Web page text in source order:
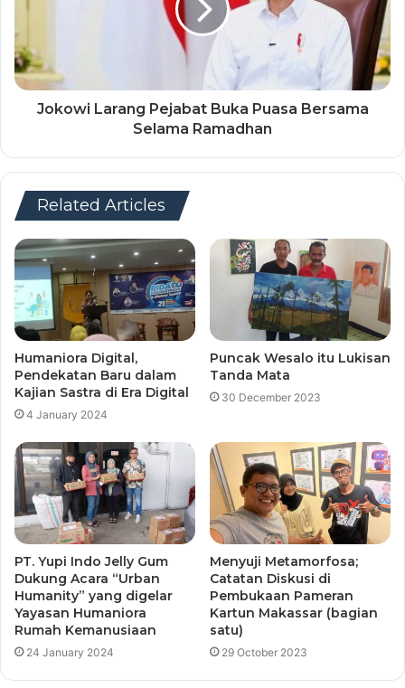
Jokowi Larang Pejabat Buka Puasa Bersama
Selama Ramadhan
Related Articles
Humaniora Digital,
Pendekatan Baru dalam
Kajian Sastra di Era Digital
4 January 2024
Puncak Wesalo itu Lukisan
Tanda Mata
30 December 2023
PT. Yupi Indo Jelly Gum
Dukung Acara “Urban
Humanity” yang digelar
Yayasan Humaniora
Rumah Kemanusiaan
24 January 2024
Menyuji Metamorfosa;
Catatan Diskusi di
Pembukaan Pameran
Kartun Makassar (bagian
satu)
29 October 2023